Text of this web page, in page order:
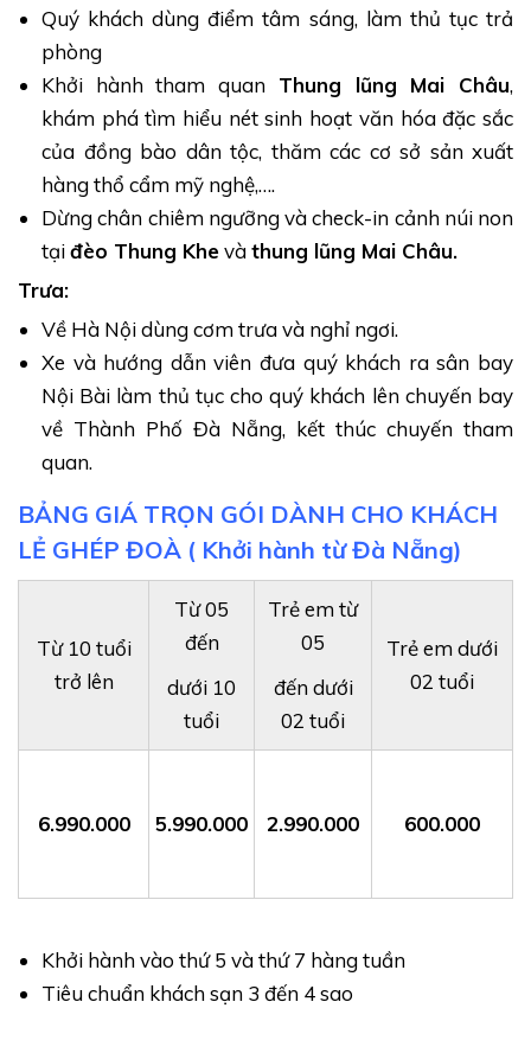
Rừng thông Bản Áng và Cầu Kính Bạch Long.
Đồi chè Trái Tim
khách khi đến Mộc Châu, bởi đồi chè ở đây được
quy hoạch theo một phong cách đặc biệt tạo nên
hình trái tim rất độc đáo. Khung cảnh xanh mướt
của những lá chè, không gian thiên nhiên thơ mộng
đã biến nơi đây thành biểu tượng của tình yêu và
sự lãng mạn.
Đồi chè Trái tim Mộc Châu (Ảnh sưu tầm)
Rừng thông Bản Áng
: Nơi được ví như "Đà Lạt thu
nhỏ" của vùng Tây Bắc. Với hàng thông cao vút,
mặt hồ tĩnh lặng và bầu không khí trong lành, đây
là nơi lý tưởng để du khách thoát khỏi cuộc sống ồn
hồn.
Quý khách dùng điểm tâm sáng, làm thủ tục trả
phòng
Khởi hành tham quan Thung lũng Mai Châu,
khám phá tìm hiểu nét sinh hoạt văn hóa đặc sắc
của đồng bào dân tộc, thăm các cơ sở sản xuất
hàng thổ cẩm mỹ nghệ,….
Dừng chân chiêm ngưỡng và check-in cảnh núi non
tạiđèo Thung Khevàthung lũng Mai Châu.
Trưa:
Về Hà Nội dùng cơm trưa và nghỉ ngơi.
Xe và hướng dẫn viên đưa quý khách ra sân bay
Nội Bài làm thủ tục cho quý khách lên chuyến bay
về Thành Phố Đà Nẵng, kết thúc chuyến tham
quan.
BẢNG GIÁ TRỌN GÓI DÀNH CHO KHÁCH
LẺ GHÉP ĐOÀ ( Khởi hành từ Đà Nẵng)
Từ 10 tuổi
trở lên
Từ 05
đến
dưới 10
tuổi
Trẻ em từ
05
đến dưới
02 tuổi
Trẻ em dưới
02 tuổi
6.990.000 5.990.000 2.990.000 600.000
Khởi hành vào thứ 5 và thứ 7 hàng tuần
Tiêu chuẩn khách sạn 3 đến 4 sao